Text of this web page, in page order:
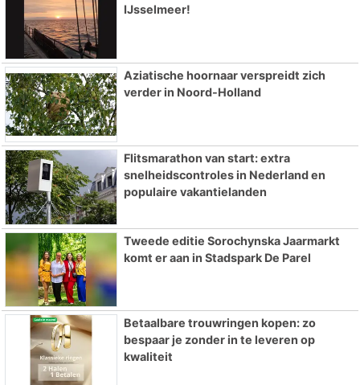
IJsselmeer!
Aziatische hoornaar verspreidt zich
verder in Noord-Holland
Flitsmarathon van start: extra
snelheidscontroles in Nederland en
populaire vakantielanden
Tweede editie Sorochynska Jaarmarkt
komt er aan in Stadspark De Parel
Betaalbare trouwringen kopen: zo
bespaar je zonder in te leveren op
kwaliteit